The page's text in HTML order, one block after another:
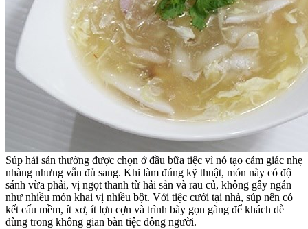
Súp hải sản thường được chọn ở đầu bữa tiệc vì nó tạo cảm giác nhẹ
nhàng nhưng vẫn đủ sang. Khi làm đúng kỹ thuật, món này có độ
sánh vừa phải, vị ngọt thanh từ hải sản và rau củ, không gây ngán
như nhiều món khai vị nhiều bột. Với tiệc cưới tại nhà, súp nên có
kết cấu mềm, ít xơ, ít lợn cợn và trình bày gọn gàng để khách dễ
dùng trong không gian bàn tiệc đông người.